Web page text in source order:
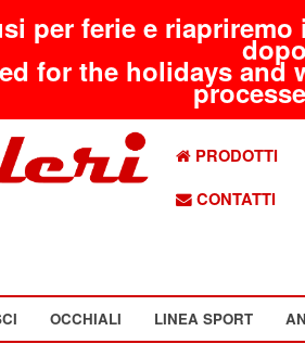
per ferie e
for the holidays
PRODOTTI
CONTATTI
OCCHIALI LINEA SPORT